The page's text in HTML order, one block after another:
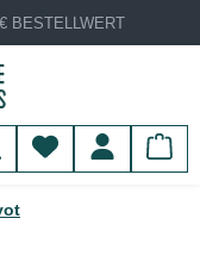
BESTELLWERT
Du hast 0